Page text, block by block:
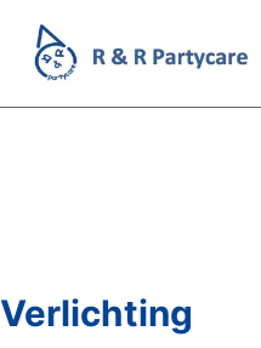
Verlichting